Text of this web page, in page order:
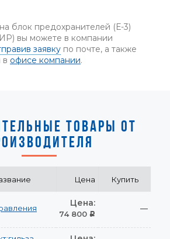
блок предохранителей (Е-3)
вы можете в компании
заявку по почте, а также
в офисе компании.
ТОВАРЫ ОТ
Цена Купить
Цена:
74 800 Р
—